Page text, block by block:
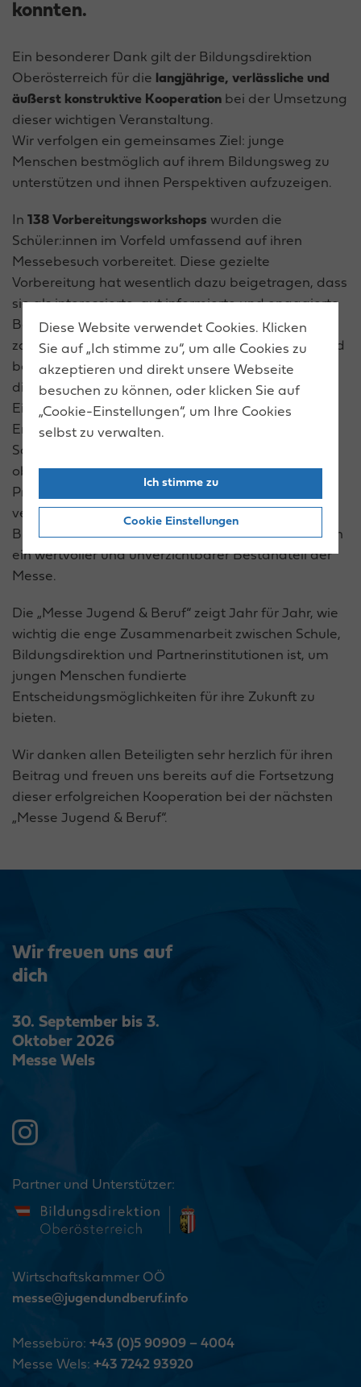
konnten.
Ein besonderer Dank gilt der Bildungsdirektion
Oberösterreich für die langjährige, verlässliche und
äußerst konstruktive Kooperation bei der Umsetzung
dieser wichtigen Veranstaltung.
Wir verfolgen ein gemeinsames Ziel: junge
Menschen bestmöglich auf ihrem Bildungsweg zu
unterstützen und ihnen Perspektiven aufzuzeigen.
In 138 Vorbereitungsworkshops wurden die
Schüler:innen im Vorfeld umfassend auf ihren
Messebesuch vorbereitet. Diese gezielte
Vorbereitung hat wesentlich dazu beigetragen, dass
sie als interessierte, gut informierte und engagierte
Besucher:innen aufgetreten sind. Auch die
zahlreichen Side Events fanden großen Anklang und
boten zusätzliche Orientierung und Inspiration für
die Berufswahl.
Ein weiterer zentraler Erfolgsfaktor war das starke
Engagement derausstellenden Schulen
Schüler:innen und Lehrer:innen haben die
oberösterreichischen Schulen mit hoher
Professionalität, Begeisterung und großem Einsatz
vertreten. Damit haben sie nicht nur die Vielfalt der
Bildungsangebote präsentiert, sondern waren auch
ein wertvoller und unverzichtbarer Bestandteil der
Messe.
Die „Messe Jugend & Beruf“ zeigt Jahr für Jahr, wie
wichtig die enge Zusammenarbeit zwischen Schule,
Bildungsdirektion und Partnerinstitutionen ist, um
jungen Menschen fundierte
Entscheidungsmöglichkeiten für ihre Zukunft zu
bieten.
Wir danken allen Beteiligten sehr herzlich für ihren
Beitrag und freuen uns bereits auf die Fortsetzung
dieser erfolgreichen Kooperation bei der nächsten
„Messe Jugend & Beruf“.
Wir freuen uns auf
dich
30. September bis 3.
Oktober 2026
Messe Wels
Partner und Unterstützer:
Wirtschaftskammer OÖ
messe@jugendundberuf.info
Messebüro: +43 (0)5 90909 – 4004
Messe Wels: +43 7242 93920
Diese Website verwendet Cookies. Klicken
Sie auf „Ich stimme zu“, um alle Cookies zu
akzeptieren und direkt unsere Webseite
besuchen zu können, oder klicken Sie auf
„Cookie-Einstellungen“, um Ihre Cookies
selbst zu verwalten.
Ich stimme zu
Cookie Einstellungen